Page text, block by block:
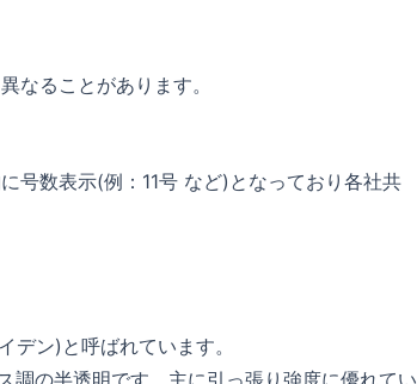
なることがあります。
号数表示(例：11号 など)となっており各社共
ン)と呼ばれています。
調の半透明です。主に引っ張り強度に優れてい